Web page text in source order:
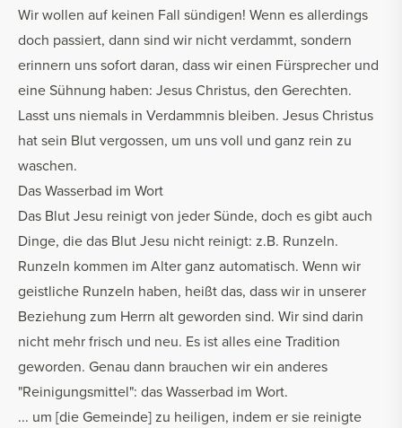
Wir wollen auf keinen Fall sündigen! Wenn es allerdings
doch passiert, dann sind wir nicht verdammt, sondern
erinnern uns sofort daran, dass wir einen Fürsprecher und
eine Sühnung haben: Jesus Christus, den Gerechten.
Lasst uns niemals in Verdammnis bleiben. Jesus Christus
hat sein Blut vergossen, um uns voll und ganz rein zu
waschen.
Das Wasserbad im Wort
Das Blut Jesu reinigt von jeder Sünde, doch es gibt auch
Dinge, die das Blut Jesu nicht reinigt: z.B. Runzeln.
Runzeln kommen im Alter ganz automatisch. Wenn wir
geistliche Runzeln haben, heißt das, dass wir in unserer
Beziehung zum Herrn alt geworden sind. Wir sind darin
nicht mehr frisch und neu. Es ist alles eine Tradition
geworden. Genau dann brauchen wir ein anderes
"Reinigungsmittel": das Wasserbad im Wort.
... um [die Gemeinde] zu heiligen, indem er sie reinigte